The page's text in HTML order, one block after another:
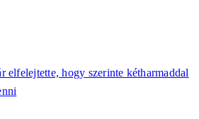
elfelejtette, hogy szerinte kétharmaddal